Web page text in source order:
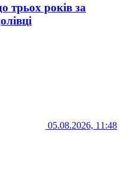
трьох років за
05.08.2026, 11:48